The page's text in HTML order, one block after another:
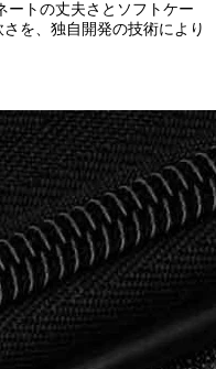
ートの丈夫さとソフトケー
を、独自開発の技術により